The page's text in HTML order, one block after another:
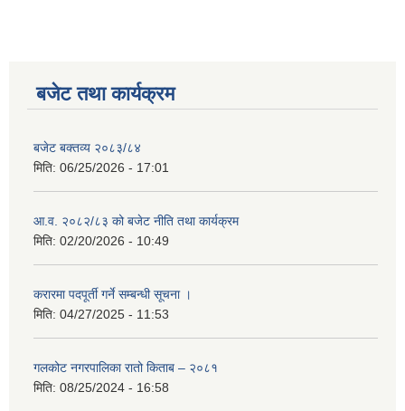
बजेट तथा कार्यक्रम
बजेट बक्तव्य २०८३/८४
मिति: 06/25/2026 - 17:01
आ.व. २०८२/८३ को बजेट नीति तथा कार्यक्रम
मिति: 02/20/2026 - 10:49
करारमा पदपूर्ती गर्ने सम्बन्धी सूचना ।
मिति: 04/27/2025 - 11:53
गलकोट नगरपालिका रातो किताब – २०८१
मिति: 08/25/2024 - 16:58